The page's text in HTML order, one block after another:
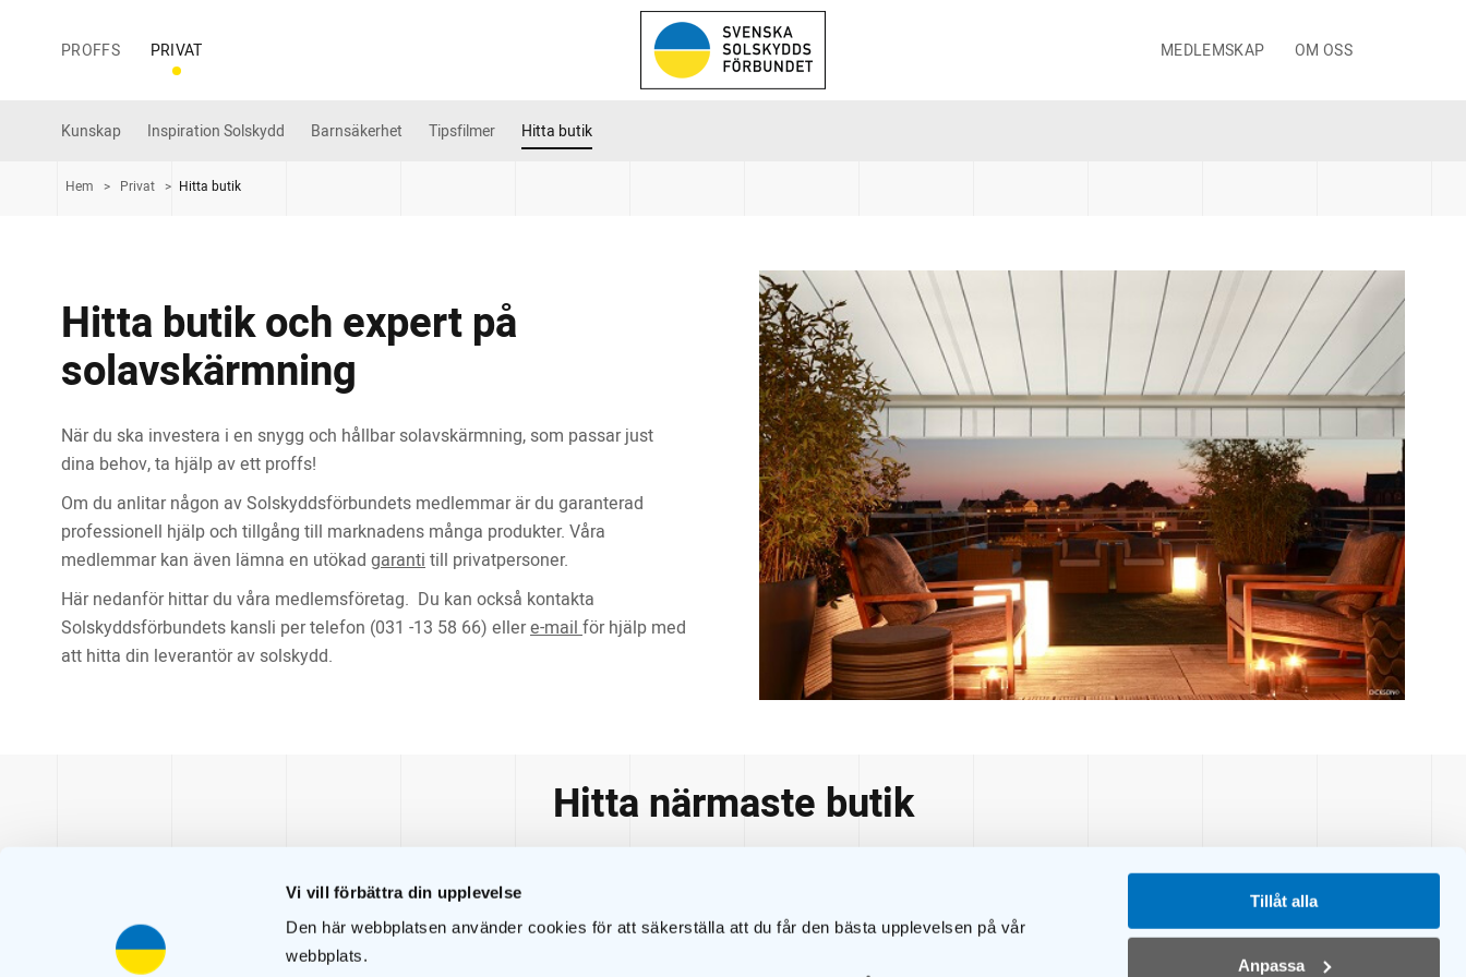
Vi vill förbättra din upplevelse
Den här webbplatsen använder cookies för att säkerställa att du får den bästa upplevelsen på vår
webbplats.
Tillåt alla
Anpassa
PROFFS PRIVAT
Kunskap Inspiration Solskydd Barnsäkerhet Tipsfilmer Hitta butik
MEDLEMSKAP OM OSS
Hem > Privat > Hitta butik
Hitta butik och expert på
solavskärmning
När du ska investera i en snygg och hållbar solavskärmning, som passar just
dina behov, ta hjälp av ett proffs!
Om du anlitar någon av Solskyddsförbundets medlemmar är du garanterad
professionell hjälp och tillgång till marknadens många produkter. Våra
medlemmar kan även lämna en utökad garantitill privatpersoner.
Här nedanför hittar du våra medlemsföretag. Du kan också kontakta
Solskyddsförbundets kansli per telefon (031 -13 58 66) ellere-mailför hjälp med
att hitta din leverantör av solskydd.
Hitta närmaste butik